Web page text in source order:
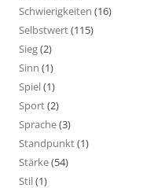
Schwierigkeiten (16)
Selbstwert(115)
Sieg(2)
Sinn (1)
Spiel(1)
Sport(2)
Sprache(3)
Standpunkt(1)
Stärke(54)
Stil(1)